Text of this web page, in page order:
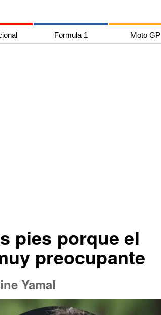
Formula 1 Moto GP
pies porque el
preocupante
Yamal